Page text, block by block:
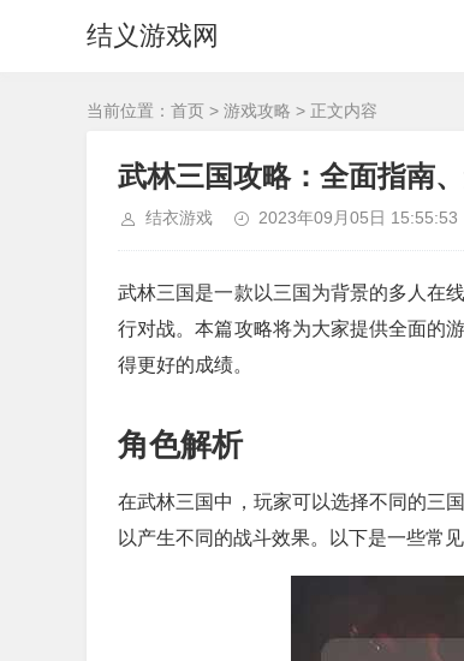
结义游戏网
当前位置： 首页 > 游戏攻略 > 正文内容
武林三国攻略：全面指南
结衣游戏 2023年09月05日 15:55:53
武林三国是一款以三国为背景的多人在
行对战。本篇攻略将为大家提供全面的
得更好的成绩。
角色解析
在武林三国中，玩家可以选择不同的三
以产生不同的战斗效果。以下是一些常